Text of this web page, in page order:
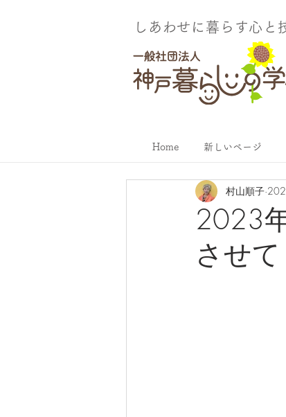
しあわせに暮らす​心と
Home 新しいページ
2023
させ
村山順子